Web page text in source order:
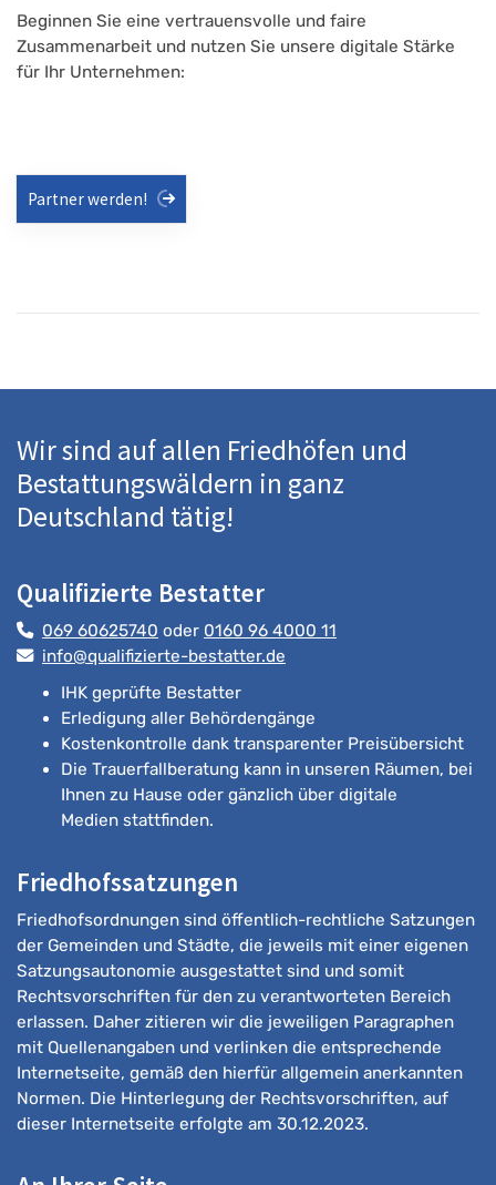
Beginnen Sie eine vertrauensvolle und faire
Zusammenarbeit und nutzen Sie unsere digitale Stärke
für Ihr Unternehmen:
Partner werden!
Wir sind auf allen Friedhöfen und
Bestattungswäldern in ganz
Deutschland tätig!
Qualifizierte Bestatter
069 60625740 oder 0160 96 4000 11
info@qualifizierte-bestatter.de
IHK geprüfte Bestatter
Erledigung aller Behördengänge
Kostenkontrolle dank transparenter Preisübersicht
Die Trauerfallberatung kann in unseren Räumen, bei
Ihnen zu Hause oder gänzlich über digitale
Medien stattfinden.
Friedhofssatzungen
Friedhofsordnungen sind öffentlich-rechtliche Satzungen
der Gemeinden und Städte, die jeweils mit einer eigenen
Satzungsautonomie ausgestattet sind und somit
Rechtsvorschriften für den zu verantworteten Bereich
erlassen. Daher zitieren wir die jeweiligen Paragraphen
mit Quellenangaben und verlinken die entsprechende
Internetseite, gemäß den hierfür allgemein anerkannten
Normen. Die Hinterlegung der Rechtsvorschriften, auf
dieser Internetseite erfolgte am 30.12.2023.